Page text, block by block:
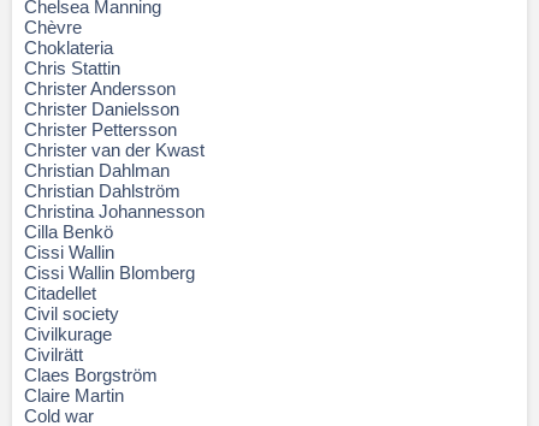
Chelsea Manning
Chèvre
Choklateria
Chris Stattin
Christer Andersson
Christer Danielsson
Christer Pettersson
Christer van der Kwast
Christian Dahlman
Christian Dahlström
Christina Johannesson
Cilla Benkö
Cissi Wallin
Cissi Wallin Blomberg
Citadellet
Civil society
Civilkurage
Civilrätt
Claes Borgström
Claire Martin
Cold war